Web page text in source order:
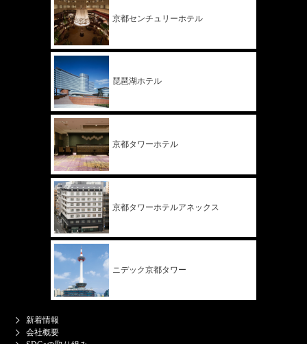
京都センチュリーホテル
琵琶湖ホテル
京都タワーホテル
京都タワーホテルアネックス
ニデック京都タワー
新着情報
会社概要